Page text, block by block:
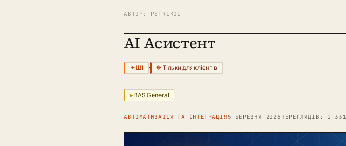
АВТОР: PETRIKOL
AI Асистент
ШІ , Тільки для клієнтів
BAS General
АВТОМАТИЗАЦІЯ ТА ІНТЕГРАЦІЯ 5 БЕРЕЗНЯ 2026 ПЕРЕГЛЯДІВ: 1 331